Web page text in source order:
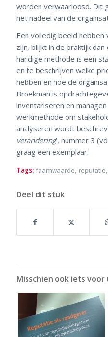
worden verwaarloosd. Dit
het nadeel van de
Een volledig beeld hebben
zijn, blijkt in de praktijk dan
handige methode is een
en te beschrijven welke
hebben en hoe de
Broekman is
inventariseren en
werkmethode om
analyseren wordt
verandering’, nummer 3
graag een exemplaar.
Tags: faamwaarde, reputatie,
Deel dit stuk
Misschien ook iets voor